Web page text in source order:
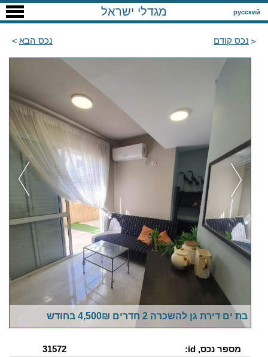
русский מגדלי ישראל
נכס קודם נכס הבא
בת ים דירת גן להשכרה 2 חדרים 4,500₪ בחודש
מספר נכס, id:
31572